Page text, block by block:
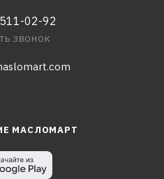
02-92
ЗВОНОК
МАСЛОМАРТ